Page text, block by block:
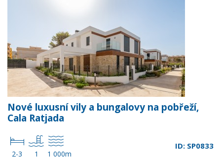
Nové luxusní vily a bungalovy na pobřeží,
Cala Ratjada
2-3 1 1 000m
ID: SP0833